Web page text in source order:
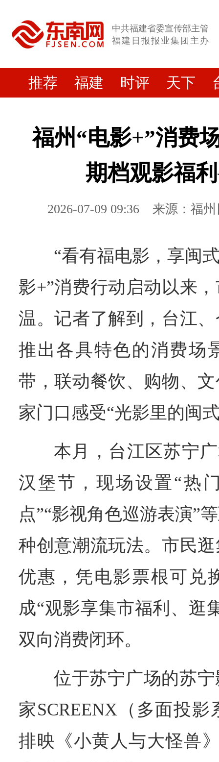
中共福建省委宣传部主管
福建日报报业集团主办
推荐 福建 时评 天下
福州“电影+”消费
期档观影福
2026-07-09 09:36 来源：福
“看有福电影，享闽
影+”消费行动启动以来
温。记者了解到，台江
推出各具特色的消费场
带，联动餐饮、购物、
家门口感受“光影里的闽
本月，台江区苏宁
汉堡节，现场设置“热
点”“影视角色巡游表演”
种创意潮流玩法。市民
优惠，凭电影票根可兑
成“观影享集市福利、逛
双向消费闭环。
位于苏宁广场的苏
家SCREENX（多面投
排映《小黄人与大怪兽